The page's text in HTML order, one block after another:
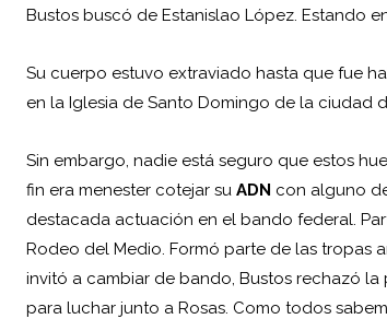
Bustos buscó de Estanislao López. Estando
Su cuerpo estuvo extraviado hasta que fue
en la Iglesia de Santo Domingo de la ciudad
Sin embargo, nadie está seguro que estos
fin era menester cotejar su ADN con alguno
destacada actuación en el bando federal.
Rodeo del Medio. Formó parte de las tropas
invitó a cambiar de bando, Bustos rechazó la
para luchar junto a Rosas. Como todos